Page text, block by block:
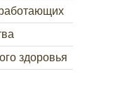
здоровья